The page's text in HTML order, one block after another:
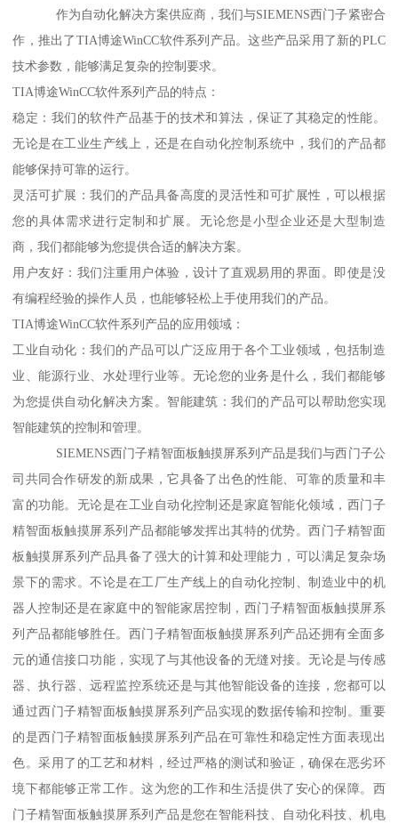
作为自动化解决方案供应商，我们与SIEMENS西门子紧密合
作，推出了TIA博途WinCC软件系列产品。这些产品采用了新的PLC
技术参数，能够满足复杂的控制要求。
TIA博途WinCC软件系列产品的特点：
稳定：我们的软件产品基于的技术和算法，保证了其稳定的性能。
无论是在工业生产线上，还是在自动化控制系统中，我们的产品都
能够保持可靠的运行。
灵活可扩展：我们的产品具备高度的灵活性和可扩展性，可以根据
您的具体需求进行定制和扩展。无论您是小型企业还是大型制造
商，我们都能够为您提供合适的解决方案。
用户友好：我们注重用户体验，设计了直观易用的界面。即使是没
有编程经验的操作人员，也能够轻松上手使用我们的产品。
TIA博途WinCC软件系列产品的应用领域：
工业自动化：我们的产品可以广泛应用于各个工业领域，包括制造
业、能源行业、水处理行业等。无论您的业务是什么，我们都能够
为您提供自动化解决方案。智能建筑：我们的产品可以帮助您实现
智能建筑的控制和管理。
SIEMENS西门子精智面板触摸屏系列产品是我们与西门子公
司共同合作研发的新成果，它具备了出色的性能、可靠的质量和丰
富的功能。无论是在工业自动化控制还是家庭智能化领域，西门子
精智面板触摸屏系列产品都能够发挥出其特的优势。西门子精智面
板触摸屏系列产品具备了强大的计算和处理能力，可以满足复杂场
景下的需求。不论是在工厂生产线上的自动化控制、制造业中的机
器人控制还是在家庭中的智能家居控制，西门子精智面板触摸屏系
列产品都能够胜任。西门子精智面板触摸屏系列产品还拥有全面多
元的通信接口功能，实现了与其他设备的无缝对接。无论是与传感
器、执行器、远程监控系统还是与其他智能设备的连接，您都可以
通过西门子精智面板触摸屏系列产品实现的数据传输和控制。重要
的是西门子精智面板触摸屏系列产品在可靠性和稳定性方面表现出
色。采用了的工艺和材料，经过严格的测试和验证，确保在恶劣环
境下都能够正常工作。这为您的工作和生活提供了安心的保障。西
门子精智面板触摸屏系列产品是您在智能科技、自动化科技、机电